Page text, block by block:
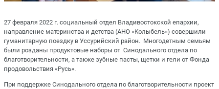
27 февраля 2022 г. социальный отдел Владивостокской епархии,
направление материнства и детства (АНО «Колыбель») совершили
гуманитарную поездку в Уссурийский район. Многодетным семьям
были розданы продуктовые наборы от Синодального отдела по
благотворительности, а также зубные пасты, щетки и гели от Фонда
продовольствия «Русь».
При поддержке Синодального отдела по благотворительности проект